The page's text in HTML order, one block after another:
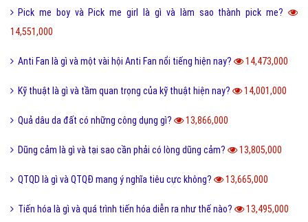
Pick me boy và Pick me girl là gì và làm sao thành pick me?
14,551,000
Anti Fan là gì và một vài hội Anti Fan nổi tiếng hiện nay? 14,473,000
Kỹ thuật là gì và tầm quan trọng của kỹ thuật hiện nay? 14,001,000
Quả dâu da đất có những công dụng gì? 13,866,000
Dũng cảm là gì và tại sao cần phải có lòng dũng cảm? 13,805,000
QTQD là gì và QTQĐ mang ý nghĩa tiêu cực không? 13,665,000
Tiến hóa là gì và quá trình tiến hóa diễn ra như thế nào? 13,495,000